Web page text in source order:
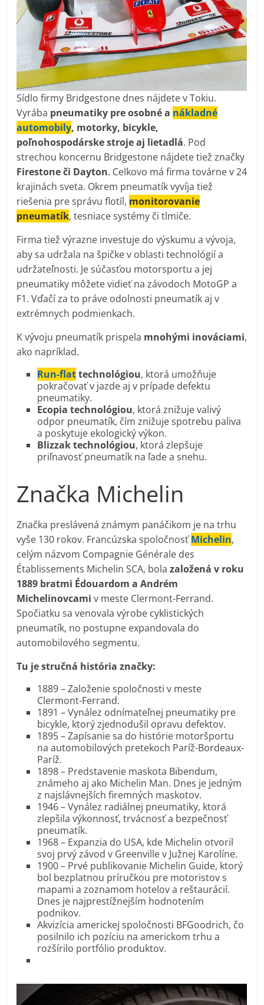
Sídlo firmy Bridgestone dnes nájdete v Tokiu.
Vyrába pneumatiky pre osobné a nákladné
automobily, motorky, bicykle,
poľnohospodárske stroje aj lietadlá. Pod
strechou koncernu Bridgestone nájdete tiež značky
Firestone či Dayton. Celkovo má firma továrne v 24
krajinách sveta. Okrem pneumatík vyvíja tiež
riešenia pre správu flotíl, monitorovanie
pneumatík, tesniace systémy či tlmiče.
Firma tiež výrazne investuje do výskumu a vývoja,
aby sa udržala na špičke v oblasti technológií a
udržateľnosti​. Je súčasťou motorsportu a jej
pneumatiky môžete vidieť na závodoch MotoGP a
F1. Vďačí za to práve odolnosti pneumatík aj v
extrémnych podmienkach.
K vývoju pneumatík prispela mnohými inováciami,
ako napríklad.
Run-flattechnológiou, ktorá umožňuje
pokračovať v jazde aj v prípade defektu
pneumatiky.
Ecopia technológiou, ktorá znižuje valivý
odpor pneumatík, čím znižuje spotrebu paliva
a poskytuje ekologický výkon.
Blizzak technológiou, ktorá zlepšuje
priľnavosť pneumatík na ľade a snehu.
Značka Michelin
Značka preslávená známym panáčikom je na trhu
vyše 130 rokov. Francúzska spoločnosťMichelin,
celým názvom Compagnie Générale des
Établissements Michelin SCA, bolazaložená v roku
1889 bratmi Édouardom a Andrém
Michelinovcamiv meste Clermont-Ferrand.
Spočiatku sa venovala výrobe cyklistických
pneumatík, no postupne expandovala do
automobilového segmentu.
Tu je stručná história značky:
1889 – Založenie spoločnosti v meste
Clermont-Ferrand.
1891 – Vynález odnímateľnej pneumatiky pre
bicykle, ktorý zjednodušil opravu defektov.
1895 – Zapísanie sa do histórie motoršportu
na automobilových pretekoch Paríž-Bordeaux-
Paríž.
1898 – Predstavenie maskota Bibendum,
známeho aj ako Michelin Man. Dnes je jedným
z najslávnejších firemných maskotov.
1946 – Vynález radiálnej pneumatiky, ktorá
zlepšila výkonnosť, trvácnosť a bezpečnosť
pneumatík.
1968 – Expanzia do USA, kde Michelin otvoril
svoj prvý závod v Greenville v Južnej Karolíne.
1900 – Prvé publikovanie Michelin Guide, ktorý
bol bezplatnou príručkou pre motoristov s
mapami a zoznamom hotelov a reštaurácií.
Dnes je najprestížnejším hodnotením
podnikov.
Akvizícia americkej spoločnosti BFGoodrich, čo
posilnilo ich pozíciu na americkom trhu a
rozšírilo portfólio produktov.